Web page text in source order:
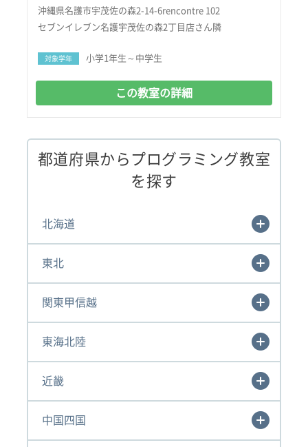
沖縄県名護市宇茂佐の森2-14-6rencontre 102
セブンイレブン名護宇茂佐の森2丁目店さん隣
対象学年 小学1年生～中学生
この教室の詳細
都道府県からプログラミング教室
を探す
北海道
東北
関東甲信越
東海北陸
近畿
中国四国